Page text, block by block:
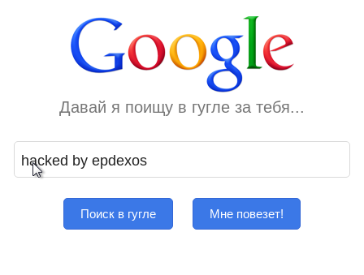
Давай я поищу в гугле за тебя...
Поиск в гугле Мне повезет!